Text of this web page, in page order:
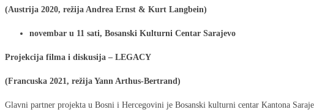
(Austrija 2020, režija Andrea Ernst & Kurt Langbein)
novembar u 11 sati, Bosanski Kulturni Centar Sarajevo
Projekcija filma i diskusija – LEGACY
(Francuska 2021, režija Yann Arthus-Bertrand)
Glavni partner projekta u Bosni i Hercegovini je Bosanski kulturni centar Kantona